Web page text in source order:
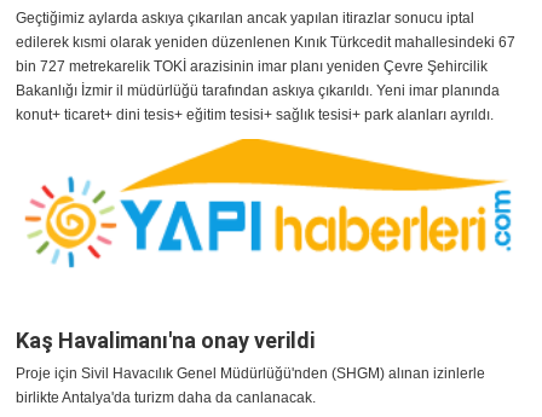
Geçtiğimiz aylarda askıya çıkarılan ancak yapılan itirazlar sonucu iptal
edilerek kısmi olarak yeniden düzenlenen Kınık Türkcedit mahallesindeki 67
bin 727 metrekarelik TOKİ arazisinin imar planı yeniden Çevre Şehircilik
Bakanlığı İzmir il müdürlüğü tarafından askıya çıkarıldı. Yeni imar planında
konut+ ticaret+ dini tesis+ eğitim tesisi+ sağlık tesisi+ park alanları ayrıldı.
Kaş Havalimanı'na onay verildi
Proje için Sivil Havacılık Genel Müdürlüğü'nden (SHGM) alınan izinlerle
birlikte Antalya'da turizm daha da canlanacak.